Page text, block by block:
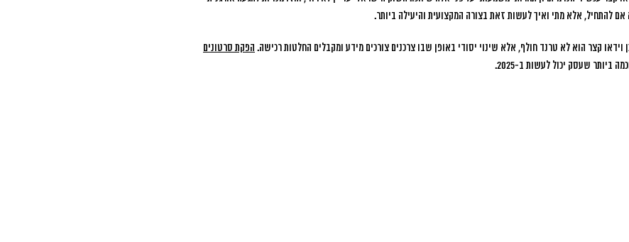
להתחיל, אלא מתי ואיך לעשות זאת בצורה המקצועית והיעילה ביותר.
קצר הוא לא טרנד חולף, אלא שינוי יסודי באופן שבו צרכנים צורכים מידע ומקבלים החלטות רכישה. הפקת סרטונים
ביותר שעסק יכול לעשות ב-2025.